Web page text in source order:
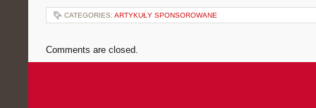
CATEGORIES: ARTYKUŁY SPONSOROWANE
Comments are closed.